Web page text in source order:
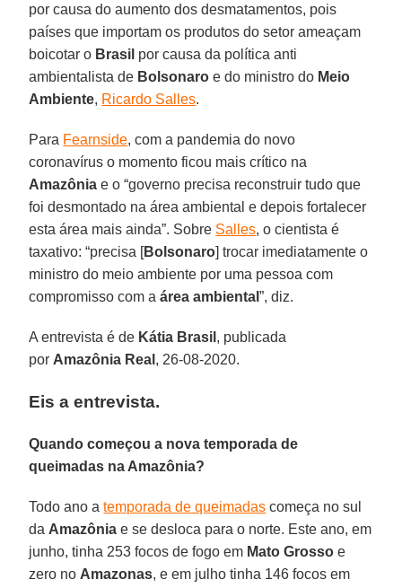
por causa do aumento dos desmatamentos, pois
países que importam os produtos do setor ameaçam
boicotar o Brasil por causa da política anti
ambientalista de Bolsonaro e do ministro do Meio
Ambiente, Ricardo Salles.
Para Fearnside, com a pandemia do novo
coronavírus o momento ficou mais crítico na
Amazônia e o “governo precisa reconstruir tudo que
foi desmontado na área ambiental e depois fortalecer
esta área mais ainda”. Sobre Salles, o cientista é
taxativo: “precisa [Bolsonaro] trocar imediatamente o
ministro do meio ambiente por uma pessoa com
compromisso com aárea ambiental”, diz.
A entrevista é de Kátia Brasil , publicada
por Amazônia Real , 26-08-2020.
Eis a entrevista.
Quando começou a nova temporada de
queimadas na Amazônia?
Todo ano atemporada de queimadas começa no sul
da Amazônia e se desloca para o norte. Este ano, em
junho, tinha 253 focos de fogo em Mato Grosso e
zero no Amazonas, e em julho tinha 146 focos em